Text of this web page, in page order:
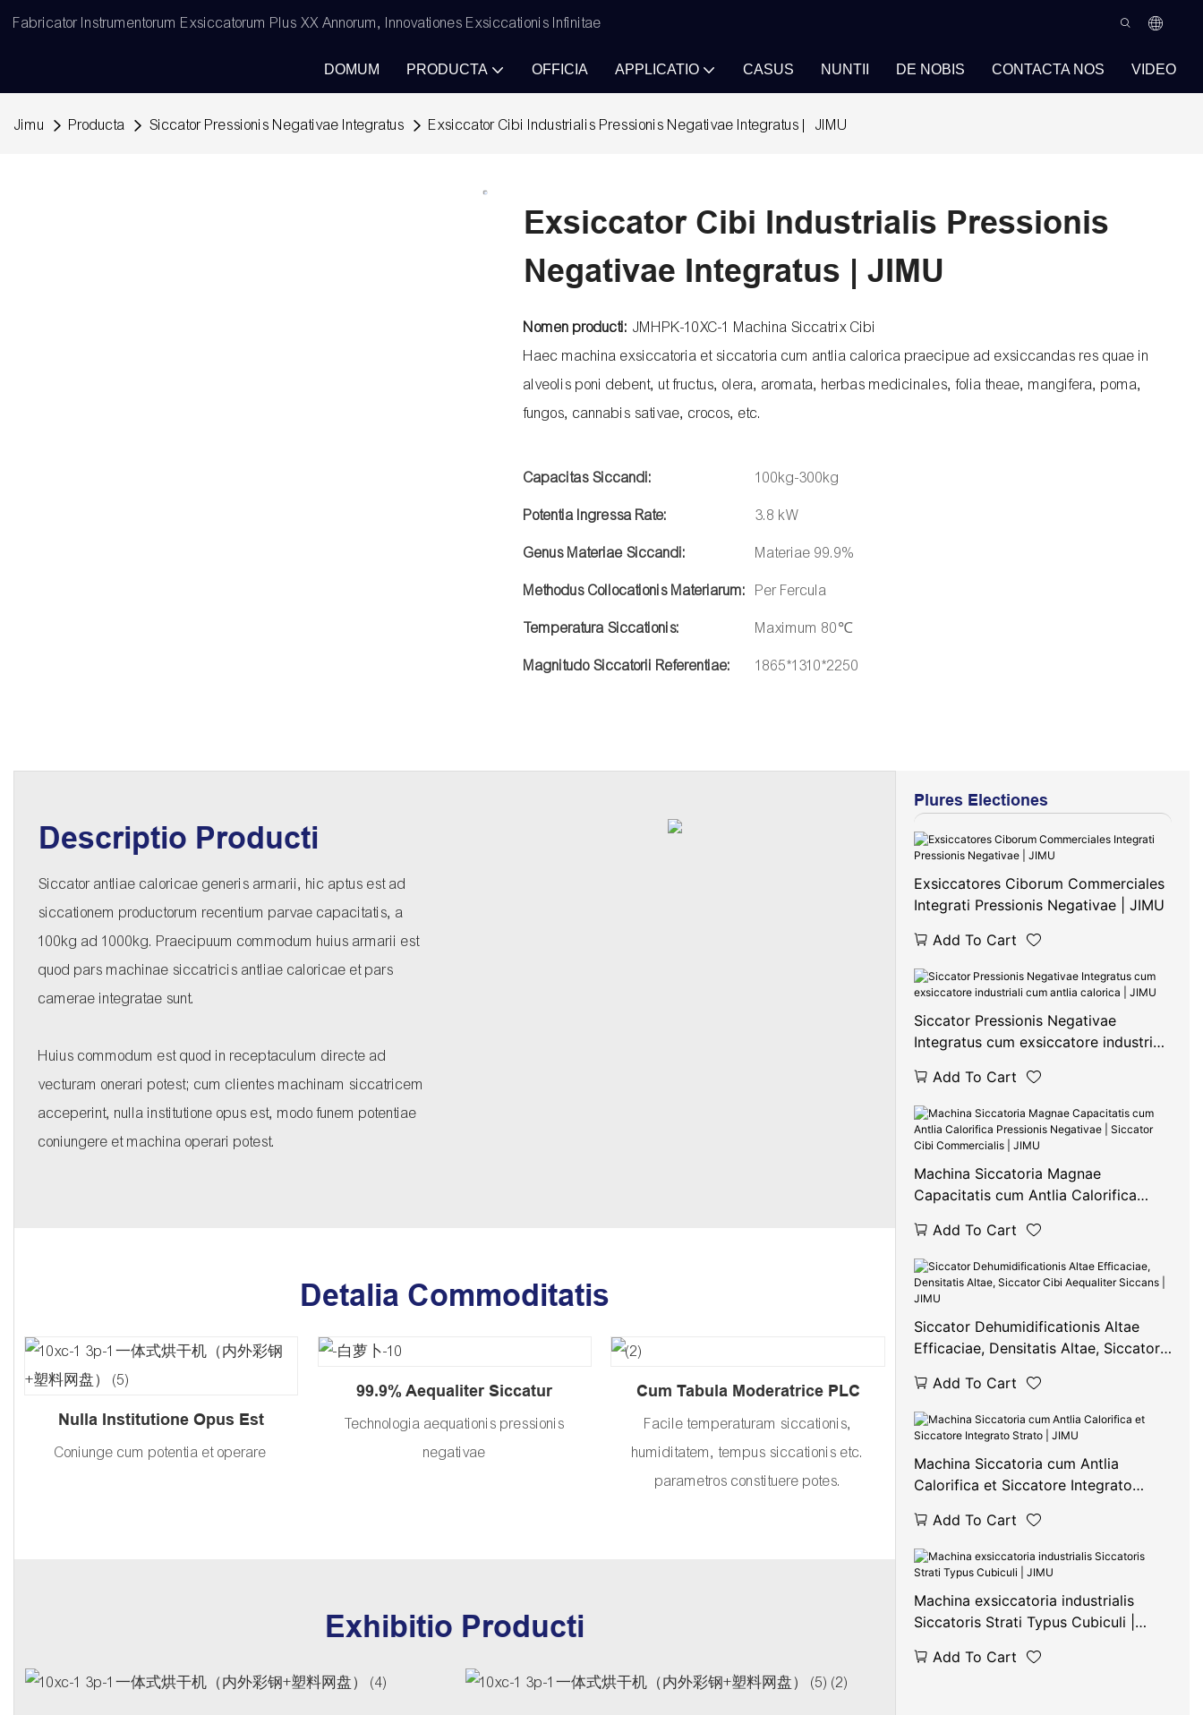
Fabricator Instrumentorum Exsiccatorum Plus XX Annorum, Innovationes Exsiccationis Infinitae
DOMUM PRODUCTA OFFICIA APPLICATIO CASUS NUNTII DE NOBIS CONTACTA NOS VIDEO
Jimu Producta Siccator Pressionis Negativae Integratus Exsiccator Cibi Industrialis Pressionis Negativae Integratus | JIMU
Exsiccator Cibi Industrialis Pressionis
Negativae Integratus | JIMU
Nomen producti: JMHPK-10XC-1 Machina Siccatrix Cibi
Haec machina exsiccatoria et siccatoria cum antlia calorica praecipue ad exsiccandas res quae in
alveolis poni debent, ut fructus, olera, aromata, herbas medicinales, folia theae, mangifera, poma,
fungos, cannabis sativae, crocos, etc.
Capacitas Siccandi: 100kg-300kg
Potentia Ingressa Rate: 3.8 kW
Genus Materiae Siccandi: Materiae 99.9%
Methodus Collocationis Materiarum: Per Fercula
Temperatura Siccationis: Maximum 80℃
Magnitudo Siccatorii Referentiae: 1865*1310*2250
Plures Electiones
Exsiccatores Ciborum Commerciales
Integrati Pressionis Negativae | JIMU
Add To Cart
Siccator Pressionis Negativae
Integratus cum exsiccatore industriali
Add To Cart
Machina Siccatoria Magnae
Capacitatis cum Antlia Calorifica
Commercialis | JIMU
Add To Cart
Siccator Dehumidificationis Altae
Efficaciae, Densitatis Altae, Siccator
Add To Cart
Machina Siccatoria cum Antlia
Calorifica et Siccatore Integrato
Add To Cart
Machina exsiccatoria industrialis
Siccatoris Strati Typus Cubiculi |
Add To Cart
Descriptio Producti
Siccator antliae caloricae generis armarii, hic aptus est ad
siccationem productorum recentium parvae capacitatis, a
100kg ad 1000kg. Praecipuum commodum huius armarii est
quod pars machinae siccatricis antliae caloricae et pars
camerae integratae sunt.
Huius commodum est quod in receptaculum directe ad
vecturam onerari potest; cum clientes machinam siccatricem
acceperint, nulla institutione opus est, modo funem potentiae
coniungere et machina operari potest.
Detalia Commoditatis
Nulla Institutione Opus Est
Coniunge cum potentia et operare
99.9% Aequaliter Siccatur
Technologia aequationis pressionis
negativae
Cum Tabula Moderatrice PLC
Facile temperaturam siccationis,
humiditatem, tempus siccationis etc.
parametros constituere potes.
Exhibitio Producti